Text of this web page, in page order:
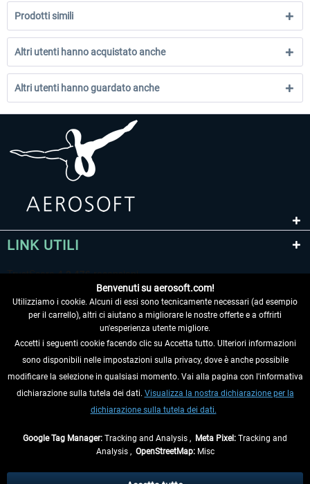
Prodotti simili
Altri utenti hanno acquistato anche
Altri utenti hanno guardato anche
LINK UTILI
RECEDERE DAL CONTRATTO
INFORMAZIONI
Benvenuti su aerosoft.com!
Utilizziamo i cookie. Alcuni di essi sono tecnicamente necessari (ad esempio
per il carrello), altri ci aiutano a migliorare le nostre offerte e a offrirti
un'esperienza utente migliore.
Accetti i seguenti cookie facendo clic su Accetta tutto. Ulteriori informazioni
sono disponibili nelle impostazioni sulla privacy, dove è anche possibile
modificare la selezione in qualsiasi momento. Vai alla pagina con l'informativa
dichiarazione sulla tutela dei dati. Visualizza la nostra dichiarazione per la
dichiarazione sulla tutela dei dati.
Google Tag Manager: Tracking and Analysis , Meta Pixel: Tracking and
Analysis , OpenStreetMap:Misc